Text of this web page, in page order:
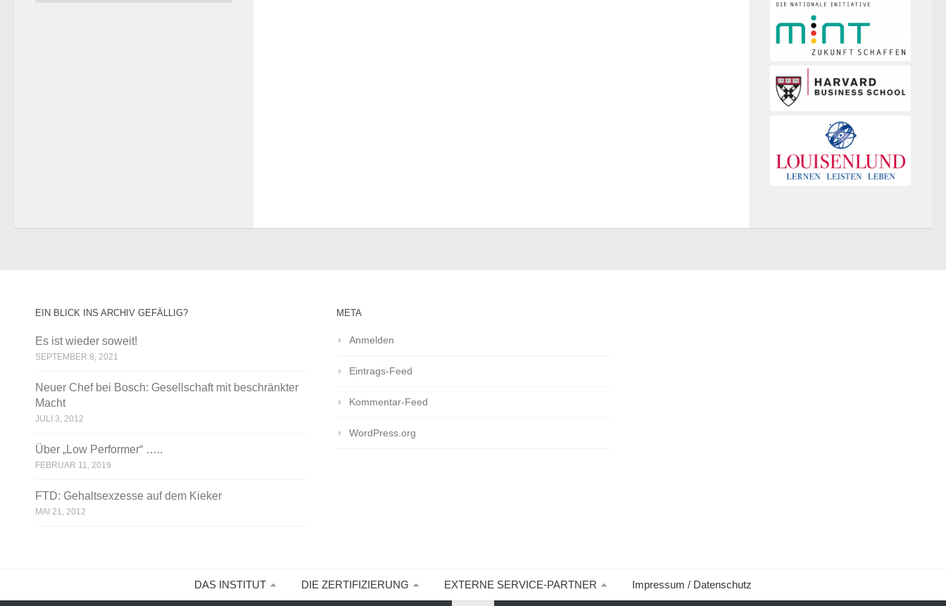
EIN BLICK INS ARCHIV GEFÄLLIG?
Es ist wieder soweit!
SEPTEMBER 8, 2021
Neuer Chef bei Bosch: Gesellschaft mit beschränkter
Macht
JULI 3, 2012
Über „Low Performer“ …..
FEBRUAR 11, 2019
FTD: Gehaltsexzesse auf dem Kieker
MAI 21, 2012
META
Anmelden
Eintrags-Feed
Kommentar-Feed
WordPress.org
DAS INSTITUT DIE ZERTIFIZIERUNG EXTERNE SERVICE-PARTNER Impressum / Datenschutz